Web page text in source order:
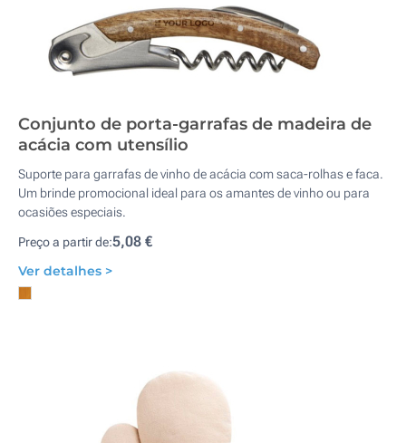
Conjunto de porta-garrafas de madeira de
acácia com utensílio
Suporte para garrafas de vinho de acácia com saca-rolhas e faca.
Um brinde promocional ideal para os amantes de vinho ou para
ocasiões especiais.
Preço a partir de:5,08 €
Ver detalhes >